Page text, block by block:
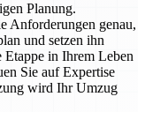
Planung.
Anforderungen genau,
und setzen ihn
Etappe in Ihrem Leben
Sie auf Expertise
wird Ihr Umzug